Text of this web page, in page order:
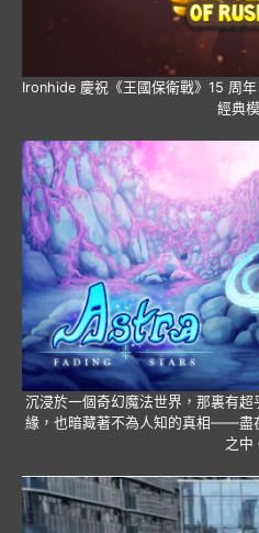
Ironhide 慶祝《王國保衛戰》15 周
經典
沉浸於一個奇幻魔法世界，那裏有
緣，也暗藏著不為人知的真相——盡
之中